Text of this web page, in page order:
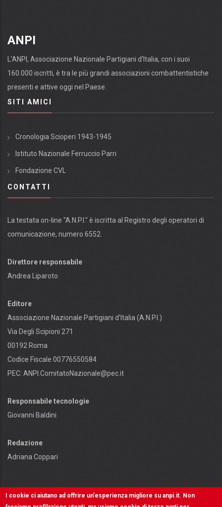
ANPI
L'ANPI, Associazione Nazionale Partigiani d'Italia, con i suoi
160.000 iscritti, è tra le più grandi associazioni combattentistiche
presenti e attive oggi nel Paese.
SITI AMICI
Cronologia Scioperi 1943-1945
Istituto Nazionale Ferruccio Parri
Fondazione CVL
CONTATTI
La testata on-line "A.N.P.I." è iscritta al Registro degli operatori di
comunicazione, numero 6552.
Direttore responsabile
Andrea Liparoto
Editore
Associazione Nazionale Partigiani d'Italia (A.N.P.I.)
Via Degli Scipioni 271
00192 Roma
Codice Fiscale 00776550584
PEC: ANPI.ComitatoNazionale@pec.it
Responsabile tecnologie
Giovanni Baldini
Redazione
Adriana Coppari
I cookie ci aiutano ad offrire un'esperienza migliore su anpi.it. Non